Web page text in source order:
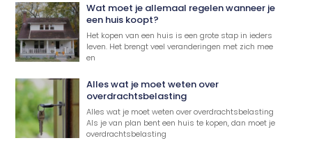
Wat moet je allemaal regelen wanneer je
een huis koopt?
Het kopen van een huis is een grote stap in ieders
leven. Het brengt veel veranderingen met zich mee
en
Alles wat je moet weten over
overdrachtsbelasting
Alles wat je moet weten over overdrachtsbelasting
Als je van plan bent een huis te kopen, dan moet je
overdrachtsbelasting